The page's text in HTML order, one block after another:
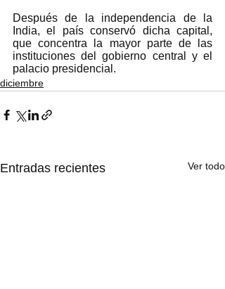
Después de la independencia de la
India, el país conservó dicha capital,
que concentra la mayor parte de las
instituciones del gobierno central y el
palacio presidencial.
diciembre
Entradas recientes Ver todo